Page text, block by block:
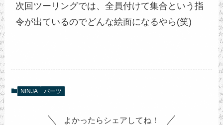
次回ツーリングでは、全員付けて集合という指
令が出ているのでどんな絵面になるやら(笑)
NINJA パーツ
よかったらシェアしてね！